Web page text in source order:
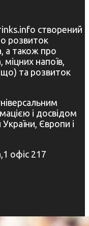
створений
розвиток
а також про
напоїв,
та розвиток
і досвідом
Європи і
офіс 217